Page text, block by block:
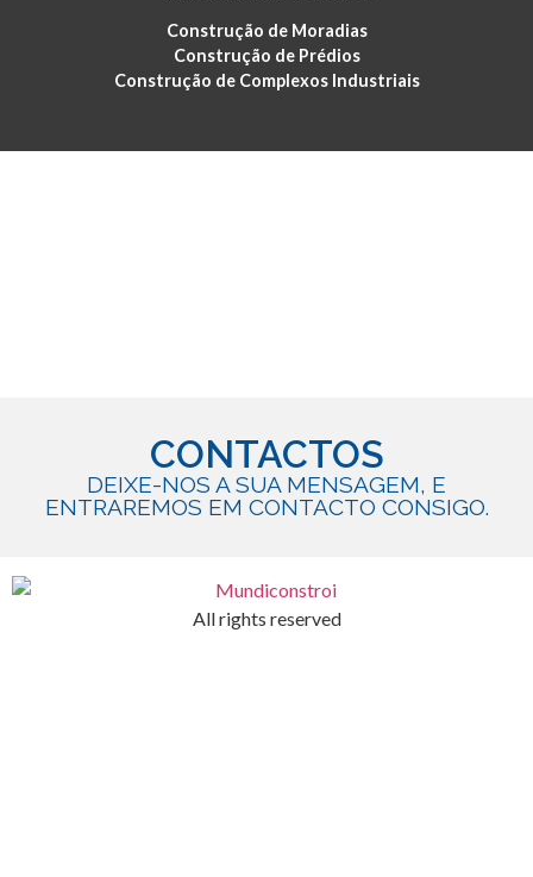
Construção de Moradias
Construção de Prédios
Construção de Complexos Industriais
CONTACTOS
DEIXE-NOS A SUA MENSAGEM, E
ENTRAREMOS EM CONTACTO CONSIGO.
All rights reserved